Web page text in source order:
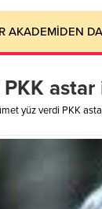
AKADEMİDEN
astar
yüz verdi PKK